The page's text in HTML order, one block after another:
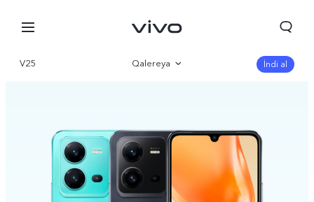
V25 Qalereya
Parametr
İndi al